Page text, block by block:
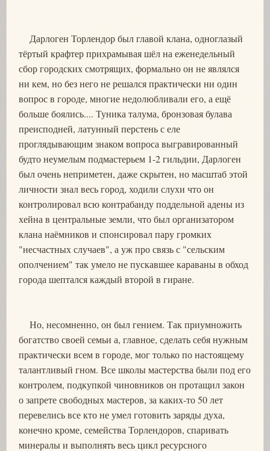
Дарлоген Торлендор был главой клана, одноглазый
тёртый крафтер прихрамывая шёл на еженедельный
сбор городских смотрящих, формально он не являлся
ни кем, но без него не решался практически ни один
вопрос в городе, многие недолюбливали его, а ещё
больше боялись.... Туника талума, бронзовая булава
преисподней, латунный перстень с еле
проглядывающим знаком вопроса выгравированный
будто неумелым подмастерьем 1-2 гильдии, Дарлоген
был очень неприметен, даже скрытен, но масштаб этой
личности знал весь город, ходили слухи что он
контролировал всю контрабанду поддельной адены из
хейна в центральные земли, что был организатором
клана наёмников и спонсировал пару громких
"несчастных случаев", а уж про связь с "сельским
ополчением" так умело не пускавшее караваны в обход
города шептался каждый второй в гиране.
Но, несомненно, он был гением. Так приумножить
богатство своей семьи а, главное, сделать себя нужным
практически всем в городе, мог только по настоящему
талантливый гном. Все школы мастерства были под его
контролем, подкупкой чиновников он протащил закон
о запрете свободных мастеров, за каких-то 50 лет
перевелись все кто не умел готовить заряды духа,
конечно кроме, семейства Торлендоров, спаривать
минералы и выполнять весь цикл ресурсного